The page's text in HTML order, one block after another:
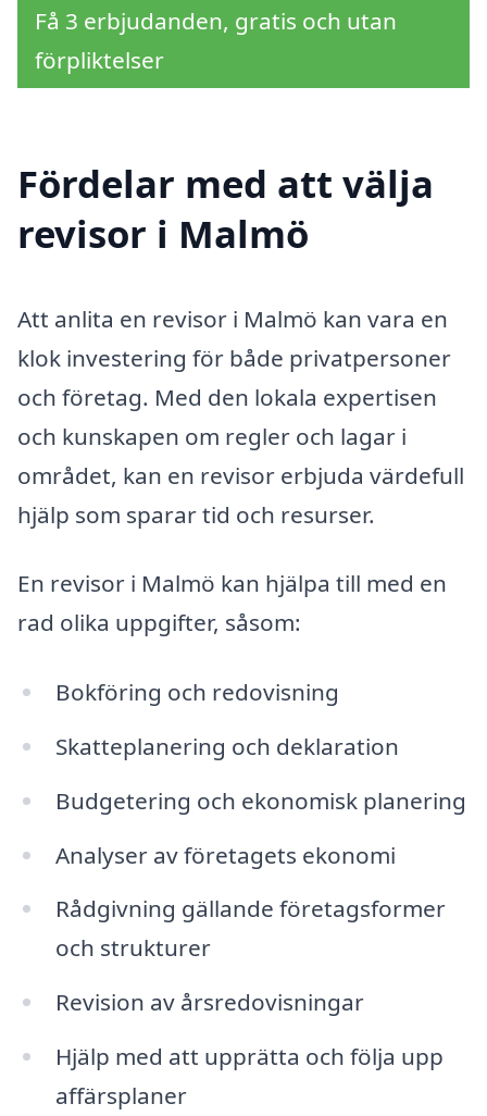
Få 3 erbjudanden, gratis och utan
förpliktelser
Fördelar med att välja
revisor i Malmö
Att anlita en revisor i Malmö kan vara en
klok investering för både privatpersoner
och företag. Med den lokala expertisen
och kunskapen om regler och lagar i
området, kan en revisor erbjuda värdefull
hjälp som sparar tid och resurser.
En revisor i Malmö kan hjälpa till med en
rad olika uppgifter, såsom:
Bokföring och redovisning
Skatteplanering och deklaration
Budgetering och ekonomisk planering
Analyser av företagets ekonomi
Rådgivning gällande företagsformer
och strukturer
Revision av årsredovisningar
Hjälp med att upprätta och följa upp
affärsplaner